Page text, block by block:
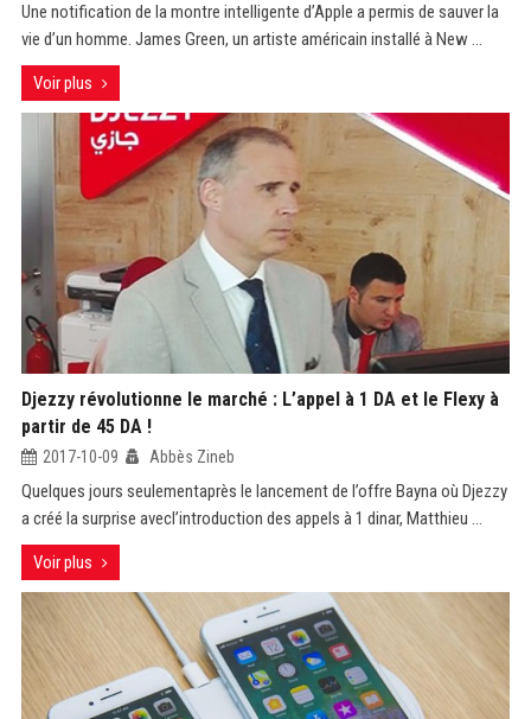
Une notification de la montre intelligente d’Apple a permis de sauver la
vie d’un homme. James Green, un artiste américain installé à New ...
Voir plus
Djezzy révolutionne le marché : L’appel à 1 DA et le Flexy à
partir de 45 DA !
2017-10-09 Abbès Zineb
Quelques jours seulementaprès le lancement de l’offre Bayna où Djezzy
a créé la surprise avecl’introduction des appels à 1 dinar, Matthieu ...
Voir plus